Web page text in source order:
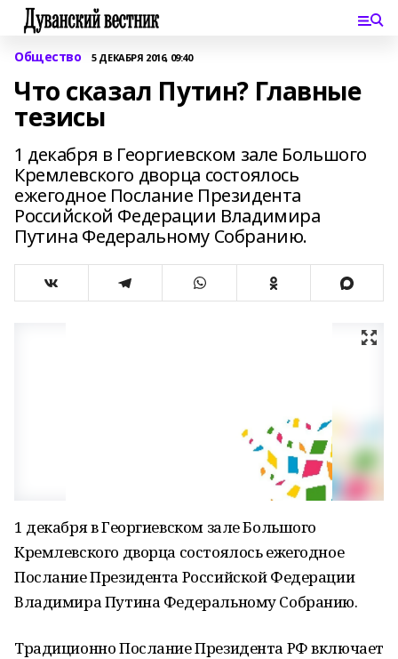
Общество 5 ДЕКАБРЯ 2016, 09:40
Что сказал Путин? Главные
тезисы
1 декабря в Георгиевском зале Большого
Кремлевского дворца состоялось
ежегодное Послание Президента
Российской Федерации Владимира
Путина Федеральному Собранию.
1 декабря в Георгиевском зале Большого
Кремлевского дворца состоялось ежегодное
Послание Президента Российской Федерации
Владимира Путина Федеральному Собранию.
Традиционно Послание Президента РФ включает